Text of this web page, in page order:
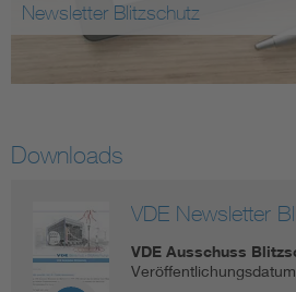
Newsletter Blitzschutz
Downloads
VDE Newsletter
VDE Ausschuss
Veröffentlichungsdatum